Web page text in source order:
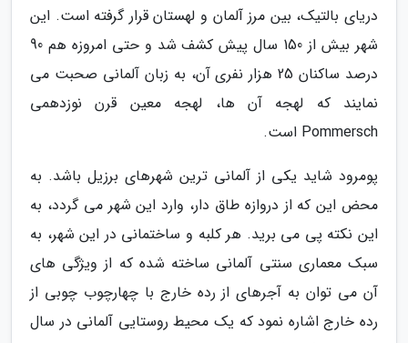
دریای بالتیک، بین مرز آلمان و لهستان قرار گرفته است. این
شهر بیش از 150 سال پیش کشف شد و حتی امروزه هم 90
درصد ساکنان 25 هزار نفری آن، به زبان آلمانی صحبت می
نمایند که لهجه آن ها، لهجه معین قرن نوزدهمی
Pommersch است.
پومرود شاید یکی از آلمانی ترین شهرهای برزیل باشد. به
محض این که از دروازه طاق دار، وارد این شهر می گردد، به
این نکته پی می برید. هر کلبه و ساختمانی در این شهر، به
سبک معماری سنتی آلمانی ساخته شده که از ویژگی های
آن می توان به آجرهای از رده خارج با چهارچوب چوبی از
رده خارج اشاره نمود که یک محیط روستایی آلمانی در سال